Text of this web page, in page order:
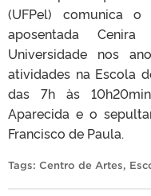
(UFPel) comunica
aposentada
Universidade nos
atividades na Escola
das 7h às
Aparecida e o
Francisco de Paula.
Tags: Centro de Artes,